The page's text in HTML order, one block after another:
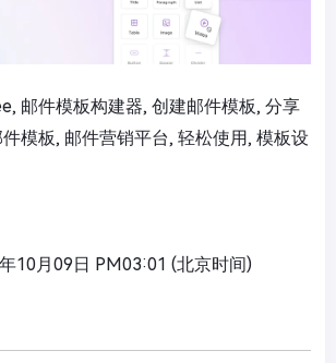
邮件模板构建器, 创建邮件模板, 分享
模板, 邮件营销平台, 轻松使用, 模板设
年10月09日 PM03:01 (北京时间)